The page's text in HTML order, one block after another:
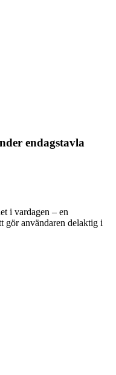
endagstavla
i vardagen – en
gör användaren delaktig i